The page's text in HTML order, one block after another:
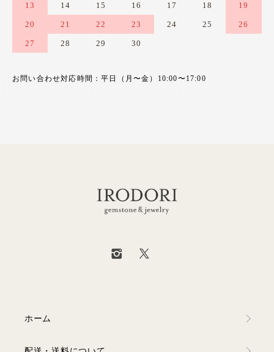
13 14 15 16 17 18 19
20 21 22 23 24 25 26
27 28 29 30
お問い合わせ対応時間：平日（月〜金）10:00〜17:00
ホーム